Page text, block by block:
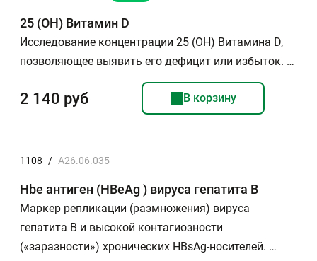
25 (ОН) Витамин D
Исследование концентрации 25 (ОН) Витамина D,
позволяющее выявить его дефицит или избыток. …
2 140 руб В корзину
1108 / A26.06.035
Hbe антиген (HBeAg ) вируса гепатита В
Маркер репликации (размножения) вируса
гепатита В и высокой контагиозности
(«заразности») хронических НВsAg-носителей. …